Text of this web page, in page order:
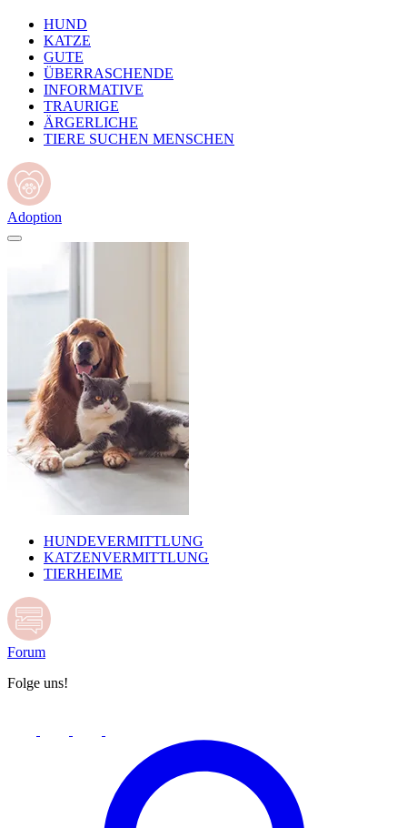
HUND
KATZE
GUTE
ÜBERRASCHENDE
INFORMATIVE
TRAURIGE
ÄRGERLICHE
TIERE SUCHEN MENSCHEN
Adoption
HUNDEVERMITTLUNG
KATZENVERMITTLUNG
TIERHEIME
Forum
Folge uns!